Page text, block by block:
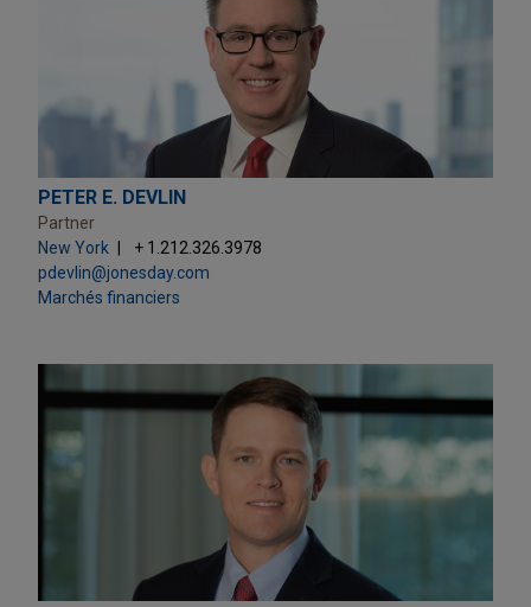
PETER E. DEVLIN
Partner
New York
+ 1.212.326.3978
pdevlin@jonesday.com
Marchés financiers